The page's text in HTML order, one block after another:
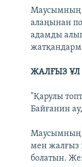
Маусымның
алаңынан
адамды
ЖАЛҒЫЗ ҰЛ
"Қарулы
Байғанин
Маусымның
мен жалғыз
болатын.